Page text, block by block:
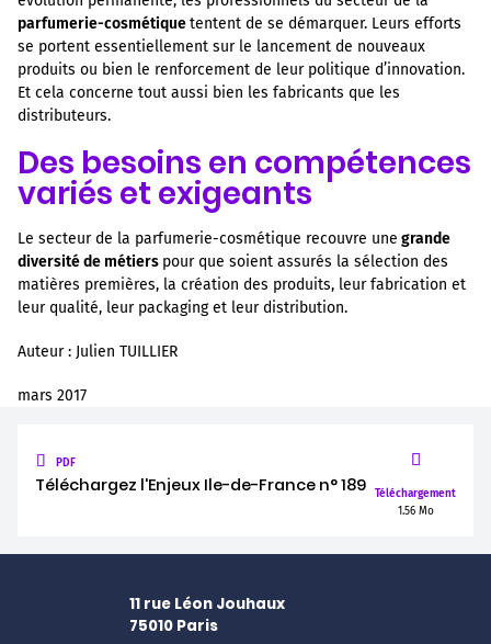
parfumerie-cosmétiquetentent de se démarquer. Leurs efforts
se portent essentiellement sur le lancement de nouveaux
produits ou bien le renforcement de leur politique d’innovation.
Et cela concerne tout aussi bien les fabricants que les
distributeurs.
Des besoins en compétences
variés et exigeants
Le secteur de la parfumerie-cosmétique recouvre une grande
diversité de métiers pour que soient assurés la sélection des
matières premières, la création des produits, leur fabrication et
leur qualité, leur packaging et leur distribution.
Auteur : Julien TUILLIER
mars 2017
PDF
Téléchargez l'Enjeux Ile-de-France n° 189
Téléchargement
1.56 Mo
11 rue Léon Jouhaux
75010 Paris